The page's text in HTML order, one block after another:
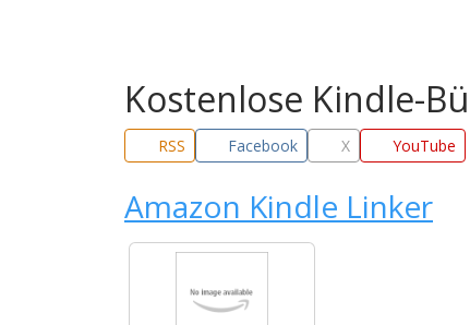
Kostenlose Kindle-
RSS Facebook X YouTube
Amazon Kindle Linker